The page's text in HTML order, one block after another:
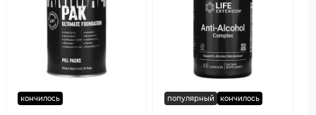
кончилось популярный кончилось